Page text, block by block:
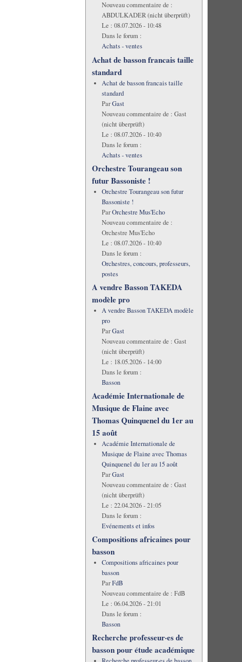
Nouveau commentaire de :
ABDULKADER (nicht überprüft)
Le : 08.07.2026 - 10:48
Dans le forum :
Achats - ventes
Achat de basson francais taille
standard
Achat de basson francais taille
standard
ParGast
Nouveau commentaire de : Gast
(nicht überprüft)
Le : 08.07.2026 - 10:40
Dans le forum :
Achats - ventes
Orchestre Tourangeau son
futur Bassoniste !
Orchestre Tourangeau son futur
Bassoniste !
ParOrchestre Mus'Echo
Nouveau commentaire de :
Orchestre Mus'Echo
Le : 08.07.2026 - 10:40
Dans le forum :
Orchestres, concours, professeurs,
postes
A vendre Basson TAKEDA
modèle pro
A vendre Basson TAKEDA modèle
pro
ParGast
Nouveau commentaire de : Gast
(nicht überprüft)
Le : 18.05.2026 - 14:00
Dans le forum :
Basson
Académie Internationale de
Musique de Flaine avec
Thomas Quinquenel du 1er au
15 août
Académie Internationale de
Musique de Flaine avec Thomas
Quinquenel du 1er au 15 août
ParGast
Nouveau commentaire de : Gast
(nicht überprüft)
Le : 22.04.2026 - 21:05
Dans le forum :
Evénements et infos
Compositions africaines pour
basson
Compositions africaines pour
basson
ParFdB
Nouveau commentaire de : FdB
Le : 06.04.2026 - 21:01
Dans le forum :
Basson
Recherche professeur·es de
basson pour étude académique